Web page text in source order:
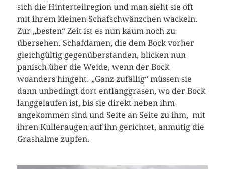
sich die Hinterteilregion und man sieht sie oft
mit ihrem kleinen Schafschwänzchen wackeln.
Zur „besten“ Zeit ist es nun kaum noch zu
übersehen. Schafdamen, die dem Bock vorher
gleichgültig gegenüberstanden, blicken nun
panisch über die Weide, wenn der Bock
woanders hingeht. „Ganz zufällig“ müssen sie
dann unbedingt dort entlanggrasen, wo der Bock
langgelaufen ist, bis sie direkt neben ihm
angekommen sind und Seite an Seite zu ihm, mit
ihren Kulleraugen auf ihn gerichtet, anmutig die
Grashalme zupfen.